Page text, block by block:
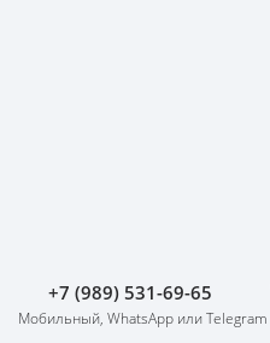
+7 (989) 531-69-65
Мобильный, WhatsApp или Telegram